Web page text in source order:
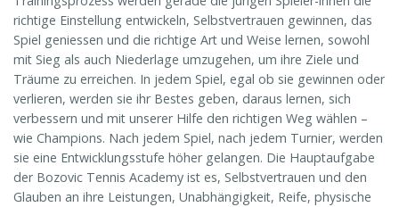
richtige Einstellung entwickeln, Selbstvertrauen gewinnen, das
Spiel geniessen und die richtige Art und Weise lernen, sowohl
mit Sieg als auch Niederlage umzugehen, um ihre Ziele und
Träume zu erreichen. In jedem Spiel, egal ob sie gewinnen oder
verlieren, werden sie ihr Bestes geben, daraus lernen, sich
verbessern und mit unserer Hilfe den richtigen Weg wählen –
wie Champions. Nach jedem Spiel, nach jedem Turnier, werden
sie eine Entwicklungsstufe höher gelangen. Die Hauptaufgabe
der Bozovic Tennis Academy ist es, Selbstvertrauen und den
Glauben an ihre Leistungen, Unabhängigkeit, Reife, physische